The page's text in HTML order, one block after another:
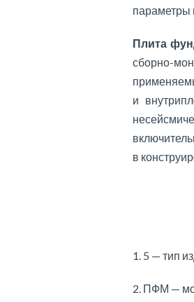
параметры
Плита
сборно-
и
в
1. 5 — тип
2. ПФМ —